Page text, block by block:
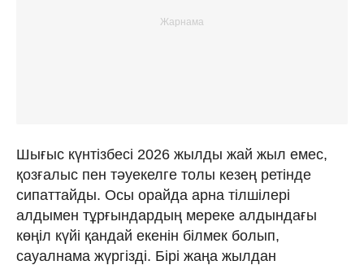
Шығыс күнтізбесі 2026 жылды жай жыл емес,
қозғалыс пен тәуекелге толы кезең ретінде
сипаттайды. Осы орайда арна тілшілері
алдымен тұрғындардың мереке алдындағы
көңіл күйі қандай екенін білмек болып,
сауалнама жүргізді. Бірі жаңа жылдан